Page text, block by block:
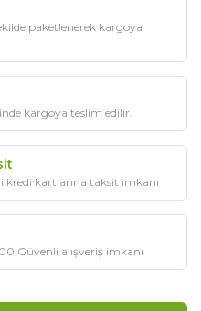
paketlenerek kargoya
kargoya teslim edilir.
kredi kartlarına taksit imkanı
Güvenli alışveriş imkanı